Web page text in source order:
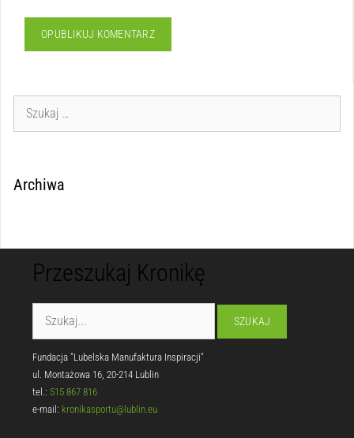
Archiwa
Przeszukaj Kronikę
Fundacja "Lubelska Manufaktura Inspiracji"
ul. Montażowa 16, 20-214 Lublin
tel.: 515 867 816
e-mail: kronikasportu@lublin.eu